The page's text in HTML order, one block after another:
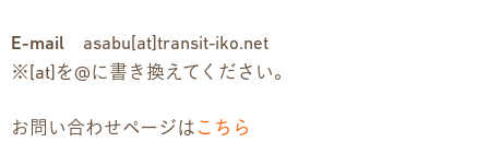
E-mail asabu[at]transit-iko.net
※[at]を@に書き換えてください。
お問い合わせページは こちら